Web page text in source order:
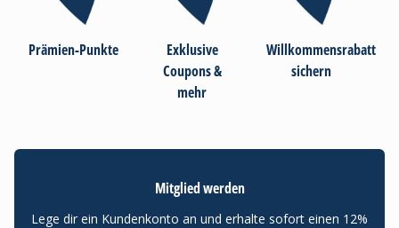
Prämien-Punkte
Exklusive
Coupons &
mehr
Willkommensrabatt
sichern
Mitglied werden
Lege dir ein Kundenkonto an und erhalte sofort einen 12%